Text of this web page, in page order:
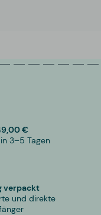
€
3–5 Tagen
verpackt
und direkte